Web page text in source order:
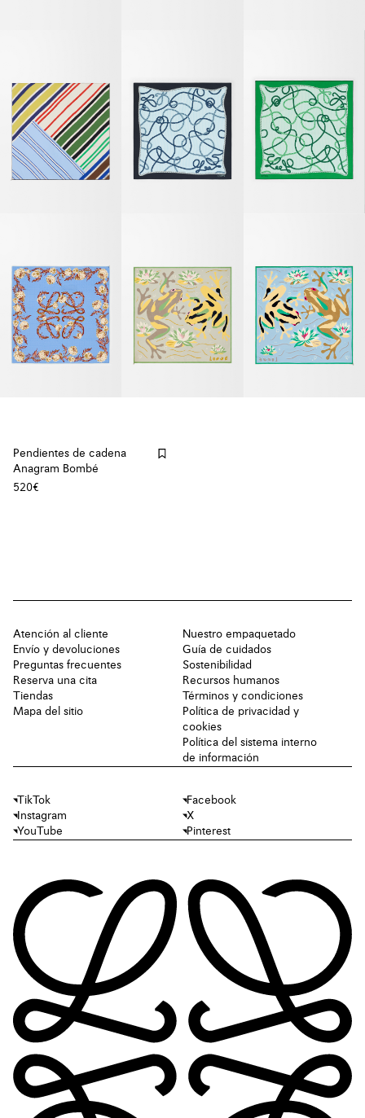
Pendientes de cadena
Anagram Bombé
520€
Atención al cliente
Envío y devoluciones
Preguntas frecuentes
Reserva una cita
Tiendas
Mapa del sitio
Nuestro empaquetado
Guía de cuidados
Sostenibilidad
Recursos humanos
Términos y condiciones
Política de privacidad y
cookies
Política del sistema interno
de información
TikTok
Facebook
Instagram
X
YouTube
Pinterest